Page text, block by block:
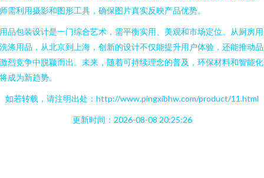
需利用摄影和图形工具，确保图片真实反映产品优势。
品包装设计是一门综合艺术，需平衡实用、美观和市场定位。从厨房
涤用品，从北京到上海，创新的设计不仅能提升用户体验，还能推动
烈竞争中脱颖而出。未来，随着可持续理念的普及，环保材料和智能
成为新趋势。
如若转载，请注明出处：http://www.pingxibhw.com/product/11.html
更新时间：2026-08-08 20:25:26